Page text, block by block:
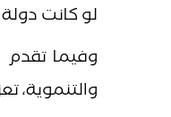
لو كانت
وفيما تقدم
والتنموية،